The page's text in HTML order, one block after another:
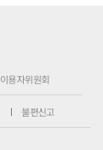
이용자위원회
불편신고